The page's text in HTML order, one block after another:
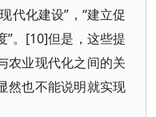
代化建设”，“建立促
”。[10]但是，这些提
农业现代化之间的关
然也不能说明就实现